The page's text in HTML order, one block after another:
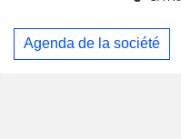
Agenda de la société